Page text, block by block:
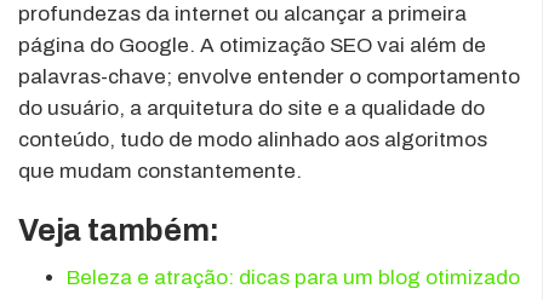
profundezas da internet ou alcançar a primeira
página do Google. A otimização SEO vai além de
palavras-chave; envolve entender o comportamento
do usuário, a arquitetura do site e a qualidade do
conteúdo, tudo de modo alinhado aos algoritmos
que mudam constantemente.
Veja também:
Beleza e atração: dicas para um blog otimizado